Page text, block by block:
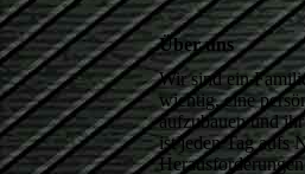
Über uns
Wir sind ein
wichtig, eine
aufzubauen und
ist jeden Tag aufs